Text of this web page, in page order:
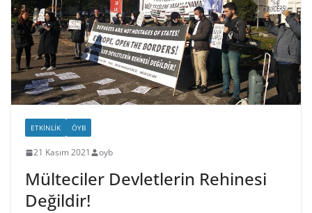
ETKINLIK ÖYB
21 Kasım 2021 oyb
Mülteciler Devletlerin Rehinesi
Değildir!